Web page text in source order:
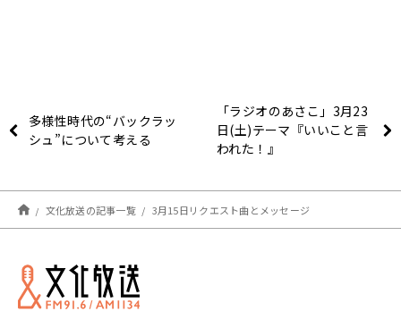
多様性時代の“バックラッ
シュ”について考える
「ラジオのあさこ」3月23
日(土)テーマ『いいこと言
われた！』
文化放送の記事一覧 3月15日リクエスト曲とメッセージ